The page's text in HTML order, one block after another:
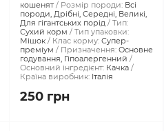
кошенят
Розмір породи: Всі
породи, Дрібні, Середні, Великі,
Для гігантських порід
Тип:
Сухий корм
Тип упаковки:
Мішок
Клас корму: Супер-
преміум
Призначення: Основне
годування, Гіпоалергенний
Основний інгредієнт: Качка
Країна виробник: Італія
250 грн